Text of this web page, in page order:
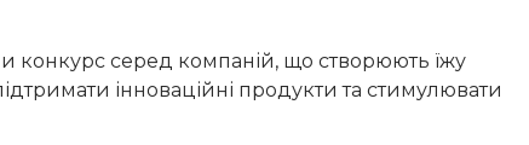
конкурс серед компаній, що створюють їжу
інноваційні продукти та стимулювати